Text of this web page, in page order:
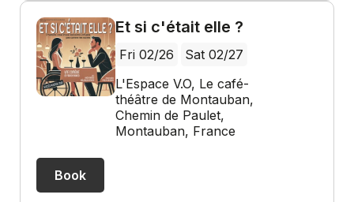
Et si c'était elle ?
Fri 02/26
Sat 02/27
L'Espace V.O, Le café-
théâtre de Montauban,
Chemin de Paulet,
Montauban, France
Book